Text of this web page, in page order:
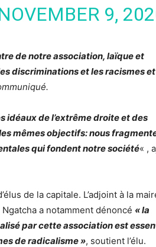
9,
de notre association, laïque et
discriminations et les racismes
idéaux de l’extrême droite et des
mêmes objectifs: nous
qui fondent notre société« ,
de la capitale. L’adjoint à la
a notamment dénoncé « la
par cette association est
de radicalisme », soutient l’élu.